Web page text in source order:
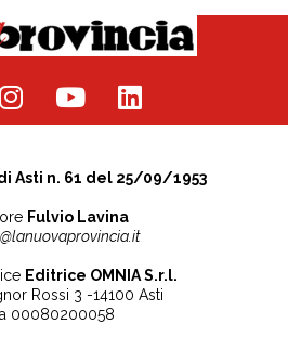
Asti n. 61 del 25/09/1953
Fulvio Lavina
Editrice OMNIA S.r.l.
Rossi 3 -14100 Asti
00080200058